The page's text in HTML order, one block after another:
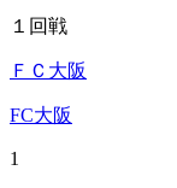
１回戦
ＦＣ大阪
FC大阪
1